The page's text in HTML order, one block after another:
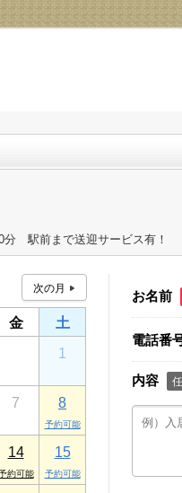
分 駅前まで送迎サービス有！
金
土
1
7 8
14 15
お名前
電話番
内容